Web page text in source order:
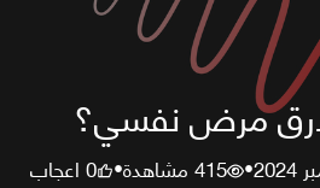
مرض نفسي؟
•
415مشاهدة•
0اعجاب